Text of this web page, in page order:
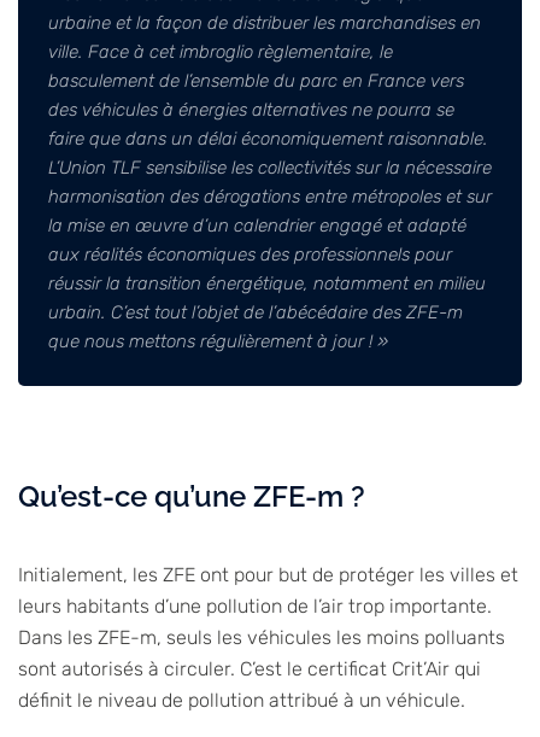
urbaine et la façon de distribuer les marchandises en
ville. Face à cet imbroglio règlementaire, le
basculement de l’ensemble du parc en France vers
des véhicules à énergies alternatives ne pourra se
faire que dans un délai économiquement raisonnable.
L’Union TLF sensibilise les collectivités sur la nécessaire
harmonisation des dérogations entre métropoles et sur
la mise en œuvre d’un calendrier engagé et adapté
aux réalités économiques des professionnels pour
réussir la transition énergétique, notamment en milieu
urbain. C’est tout l’objet de l’abécédaire des ZFE-m
que nous mettons régulièrement à jour ! »
Qu’est-ce qu’une ZFE-m ?
Initialement, les ZFE ont pour but de protéger les villes et
leurs habitants d’une pollution de l’air trop importante.
Dans les ZFE-m, seuls les véhicules les moins polluants
sont autorisés à circuler. C’est le certificat Crit’Air qui
définit le niveau de pollution attribué à un véhicule.